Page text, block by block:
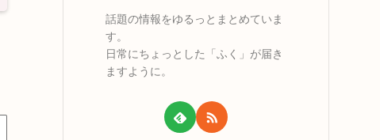
話題の情報をゆるっとまとめていま
す。
日常にちょっとした「ふく」が届き
ますように。